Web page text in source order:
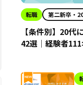
転職 第二新卒・
【条件別】20代
42選｜経験者